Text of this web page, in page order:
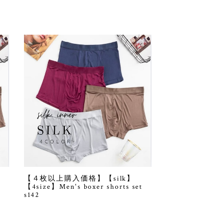
【４枚以上購入価格】【silk】
【4size】Men's boxer shorts set
s142